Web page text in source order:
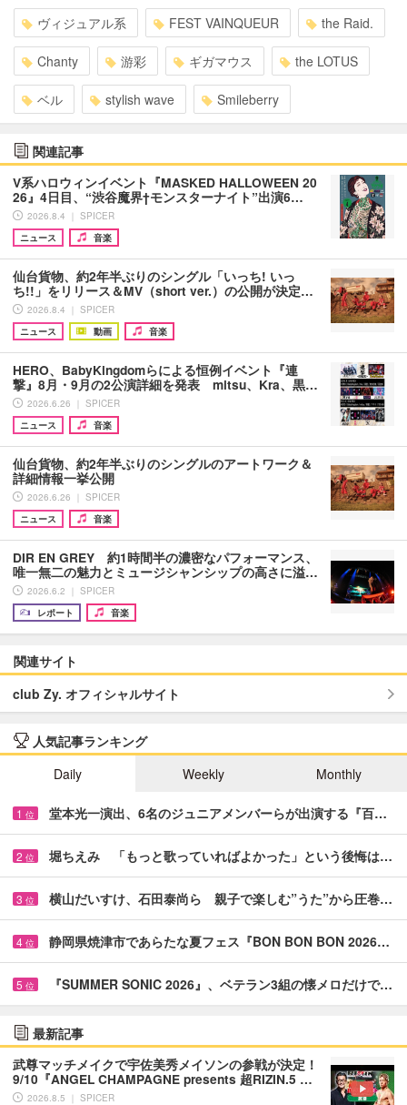
ヴィジュアル系 FEST VAINQUEUR the Raid.
Chanty 游彩 ギガマウス the LOTUS
ベル stylish wave Smileberry
関連記事
V系ハロウィンイベント『MASKED HALLOWEEN 20
26』4日目、“渋谷魔界†モンスターナイト”出演6…
2026.8.4 ｜ SPICER
ニュース
音楽
仙台貨物、約2年半ぶりのシングル「いっち! いっ
ち!!」をリリース＆MV（short ver.）の公開が決定…
2026.8.4 ｜ SPICER
ニュース
動画 音楽
HERO、BabyKingdomらによる恒例イベント『連
撃』8月・9月の2公演詳細を発表 mitsu、Kra、黒…
2026.6.26 ｜ SPICER
ニュース
音楽
仙台貨物、約2年半ぶりのシングルのアートワーク＆
詳細情報一挙公開
2026.6.26 ｜ SPICER
ニュース
音楽
DIR EN GREY 約1時間半の濃密なパフォーマンス、
唯一無二の魅力とミュージシャンシップの高さに溢…
2026.6.2 ｜ SPICER
レポート
音楽
関連サイト
club Zy. オフィシャルサイト
人気記事ランキング
Daily
Weekly Monthly
1 位 堂本光一演出、6名のジュニアメンバーらが出演する『百…
2 位 堀ちえみ 「もっと歌っていればよかった」という後悔は…
3 位 横山だいすけ、石田泰尚ら 親子で楽しむ”うた”から圧巻…
4 位 静岡県焼津市であらたな夏フェス『BON BON BON 2026…
5 位 『SUMMER SONIC 2026』、ベテラン3組の懐メロだけで…
最新記事
武尊マッチメイクで宇佐美秀メイソンの参戦が決定！
9/10『ANGEL CHAMPAGNE presents 超RIZIN.5 …
2026.8.5 ｜ SPICER